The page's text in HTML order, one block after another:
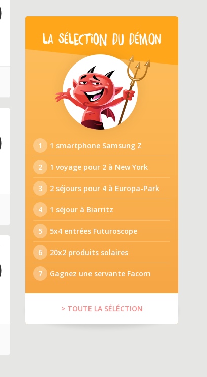
LA SÉLECTION DU DÉMON
1 1 smartphone Samsung Z
2 1 voyage pour 2 à New York
3 2 séjours pour 4 à Europa-Park
4 1 séjour à Biarritz
5 5x4 entrées Futuroscope
6 20x2 produits solaires
7 Gagnez une servante Facom
> TOUTE LA SÉLÉCTION